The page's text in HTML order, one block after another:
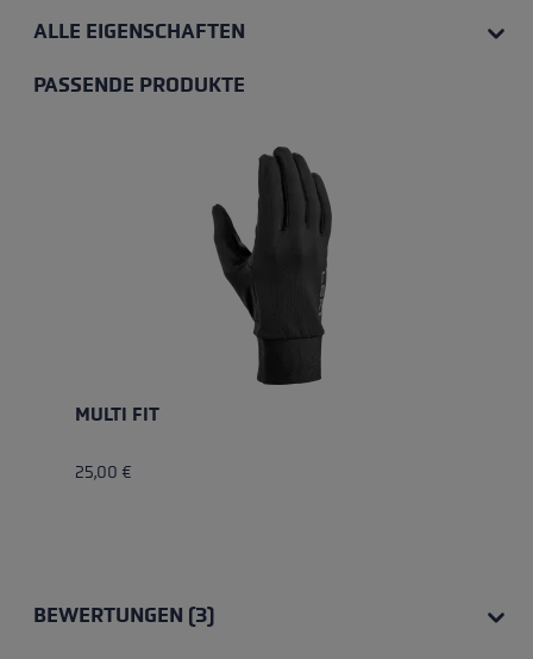
ALLE EIGENSCHAFTEN
PASSENDE PRODUKTE
MULTI FIT
25,00 €
BEWERTUNGEN (3)